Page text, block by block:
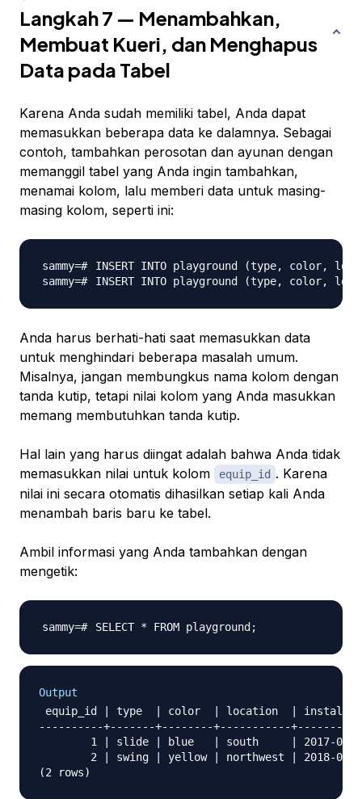
Langkah 7 — Menambahkan,
Membuat Kueri, dan Menghapus
Data pada Tabel
Karena Anda sudah memiliki tabel, Anda dapat
memasukkan beberapa data ke dalamnya. Sebagai
contoh, tambahkan perosotan dan ayunan dengan
memanggil tabel yang Anda ingin tambahkan,
menamai kolom, lalu memberi data untuk masing-
masing kolom, seperti ini:
INSERT INTO playground (type, color,
INSERT INTO playground
(type, color,
Anda harus berhati-hati saat memasukkan data
untuk menghindari beberapa masalah umum.
Misalnya, jangan membungkus nama kolom dengan
tanda kutip, tetapi nilai kolom yang Anda masukkan
memang membutuhkan tanda kutip.
Hal lain yang harus diingat adalah bahwa Anda tidak
memasukkan nilai untuk kolom
equip_id . Karena
nilai ini secara otomatis dihasilkan setiap kali Anda
menambah baris baru ke tabel.
Ambil informasi yang Anda tambahkan dengan
mengetik:
SELECT * FROM playground ;
Output
equip_id | type  | color  | location  |
----------+-------+--------+-----------
1 | slide | blue   | south     | 2017-04-
2 | swing | yellow | northwest | 2018-08-